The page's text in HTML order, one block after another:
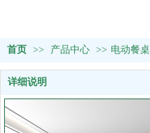
首页 >> 产品中心 >> 电动餐桌
详细说明